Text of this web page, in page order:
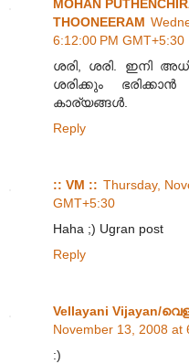
MOHAN
THOONEERAM
6:12:00 PM GMT+5:30
ശരി, ശരി. ഇനി
ശരിക്കും
കാര്യങ്ങള്‍.
Reply
:: VM :: Thursday,
GMT+5:30
Haha ;) Ugran post
Reply
Vellayani Vijayan/
November 13, 2008 at
:)